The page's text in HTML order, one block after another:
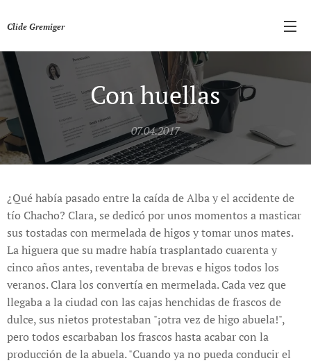
Clide Gremiger
Con huellas
07.04.2017
¿Qué había pasado entre la caída de Alba y el accidente de
tío Chacho? Clara, se dedicó por unos momentos a masticar
sus tostadas con mermelada de higos y tomar unos mates.
La higuera que su madre había trasplantado cuarenta y
cinco años antes, reventaba de brevas e higos todos los
veranos. Clara los convertía en mermelada. Cada vez que
llegaba a la ciudad con las cajas henchidas de frascos de
dulce, sus nietos protestaban "¡otra vez de higo abuela!",
pero todos escarbaban los frascos hasta acabar con la
producción de la abuela. "Cuando ya no pueda conducir el